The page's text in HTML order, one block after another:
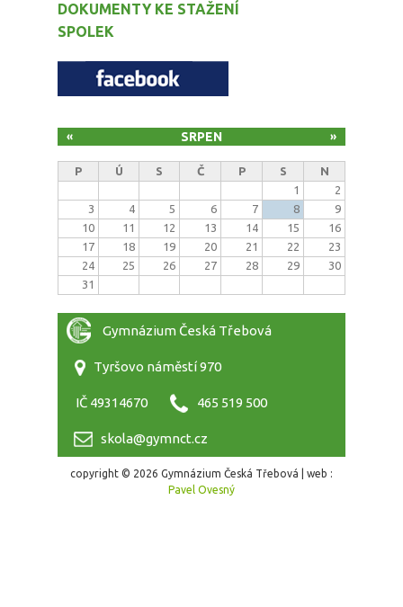
DOKUMENTY KE STAŽENÍ
SPOLEK
SRPEN
« »
P Ú S Č P S
N
1
2
3
4 5 6 7 8
9
10
11 12 13 14 15
16
17
18 19 20 21 22
23
24
25 26 27 28 29
30
31
Gymnázium Česká Třebová
Tyršovo náměstí 970
IČ 49314670 465 519 500
skola@gymnct.cz
copyright © 2026 Gymnázium Česká Třebová | web :
Pavel Ovesný